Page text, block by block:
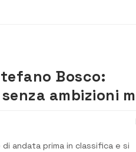
Bosco:
ambizioni
più
andata prima in classifica e si